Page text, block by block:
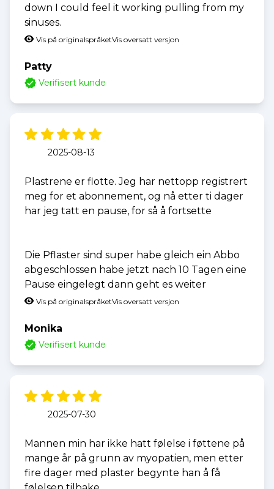
down I could feel it working pulling from my
sinuses.
Vis på originalspråketVis oversatt versjon
Patty
Verifisert kunde
2025-08-13
Plastrene er flotte. Jeg har nettopp registrert
meg for et abonnement, og nå etter ti dager
har jeg tatt en pause, for så å fortsette
Die Pflaster sind super habe gleich ein Abbo
abgeschlossen habe jetzt nach 10 Tagen eine
Pause eingelegt dann geht es weiter
Vis på originalspråketVis oversatt versjon
Monika
Verifisert kunde
2025-07-30
Mannen min har ikke hatt følelse i føttene på
mange år på grunn av myopatien, men etter
fire dager med plaster begynte han å få